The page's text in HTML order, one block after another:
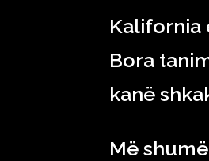
Kalifornia
Bora
kanë
Më